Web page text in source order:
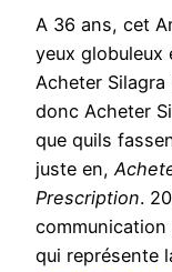
A 36 ans, cet
yeux globuleux
Acheter
donc Acheter
que quils
juste en,
Prescription.
qui représente